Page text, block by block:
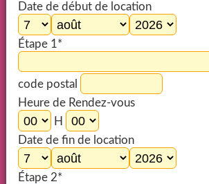
Date de début de location
Étape 1*
code postal
Heure de Rendez-vous
H
Date de fin de location
Étape 2*